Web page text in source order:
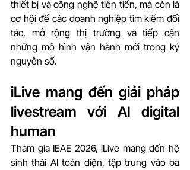
thiết bị và công nghệ tiên tiến, mà còn là
cơ hội để các doanh nghiệp tìm kiếm đối
tác, mở rộng thị trường và tiếp cận
những mô hình vận hành mới trong kỷ
nguyên số.
iLive mang đến giải pháp
livestream với AI digital
human
Tham gia IEAE 2026, iLive mang đến hệ
sinh thái AI toàn diện, tập trung vào ba